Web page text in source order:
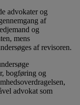
advokater og
af
og
mens
af revisoren.
bogføring og
advokat som